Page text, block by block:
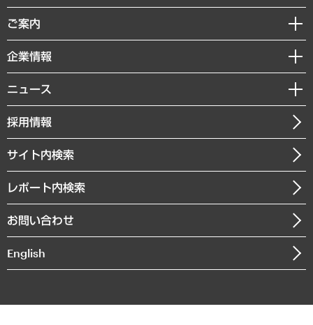
組織・人事戦略
デジタルイノベーション
共生・ダイバーシティ
GRC（ガバナンス・リスク・コンプライアンス）・防災（政策）
経済・産業・雇用・労働
まちづくり・観光・交通・スポーツ・スマートシティ
自然資源・農林水産業・食料システム
経済調査
レポート
コラム
経営用語集
受託・受注実績（官公庁関連）
メディア掲載・出演
ご案内
セミナー・イベント情報
MUFGビジネスセミナー
受託案件情報
企業情報
私たちの想い
社長メッセージ
会社概要
沿革
組織図・本部部室紹介
インドネシア現地法人
個人情報保護方針
ニュース
ニュースリリース
お知らせ
採用情報
サイト内検索
レポート内検索
お問い合わせ
English